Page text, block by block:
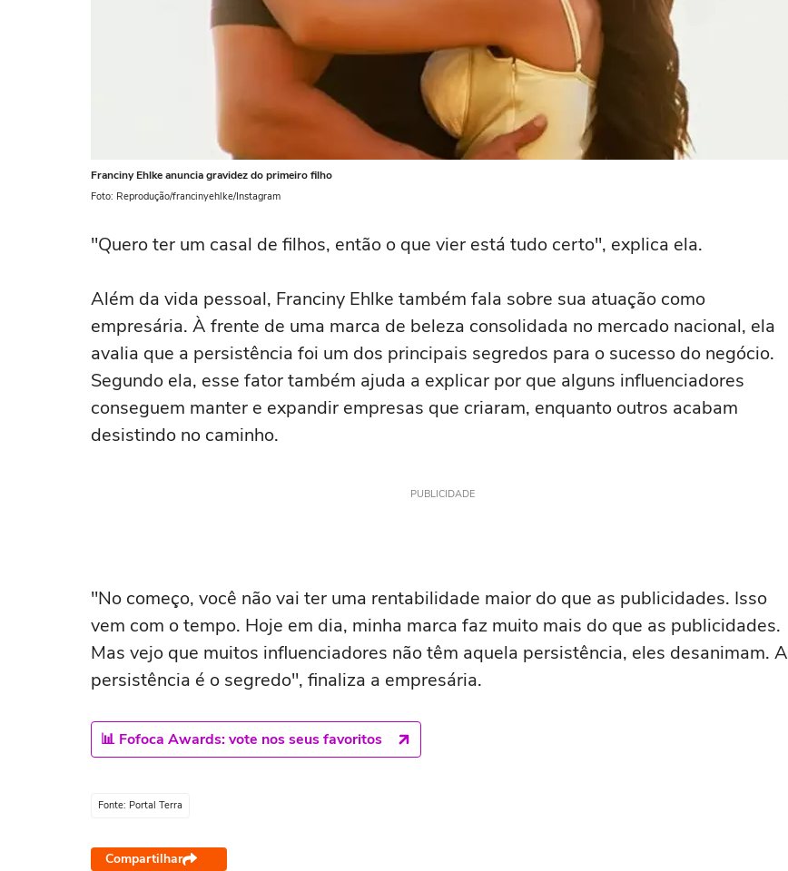
Franciny Ehlke anuncia gravidez do primeiro filho
Foto: Reprodução/francinyehlke/Instagram
"Quero ter um casal de filhos, então o que vier está tudo certo", explica ela.
Além da vida pessoal, Franciny Ehlke também fala sobre sua atuação como
empresária. À frente de uma marca de beleza consolidada no mercado nacional, ela
avalia que a persistência foi um dos principais segredos para o sucesso do negócio.
Segundo ela, esse fator também ajuda a explicar por que alguns influenciadores
conseguem manter e expandir empresas que criaram, enquanto outros acabam
desistindo no caminho.
PUBLICIDADE
"No começo, você não vai ter uma rentabilidade maior do que as publicidades. Isso
vem com o tempo. Hoje em dia, minha marca faz muito mais do que as publicidades.
Mas vejo que muitos influenciadores não têm aquela persistência, eles desanimam. A
persistência é o segredo", finaliza a empresária.
📊 Fofoca Awards: vote nos seus favoritos
Fonte: Portal Terra
Compartilhar